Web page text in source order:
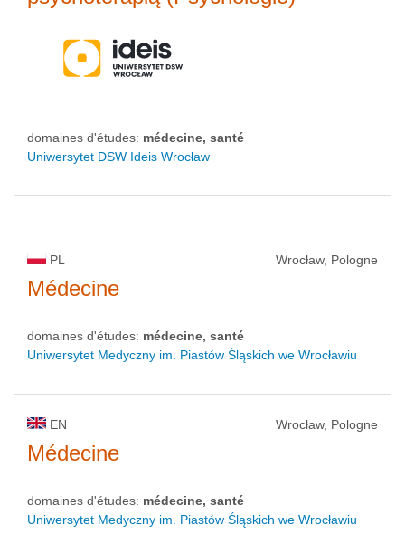
domaines d'études: médecine, santé
Uniwersytet DSW Ideis Wrocław
PL Wrocław, Pologne
Médecine
domaines d'études: médecine, santé
Uniwersytet Medyczny im. Piastów Śląskich we Wrocławiu
EN Wrocław, Pologne
Médecine
domaines d'études: médecine, santé
Uniwersytet Medyczny im. Piastów Śląskich we Wrocławiu